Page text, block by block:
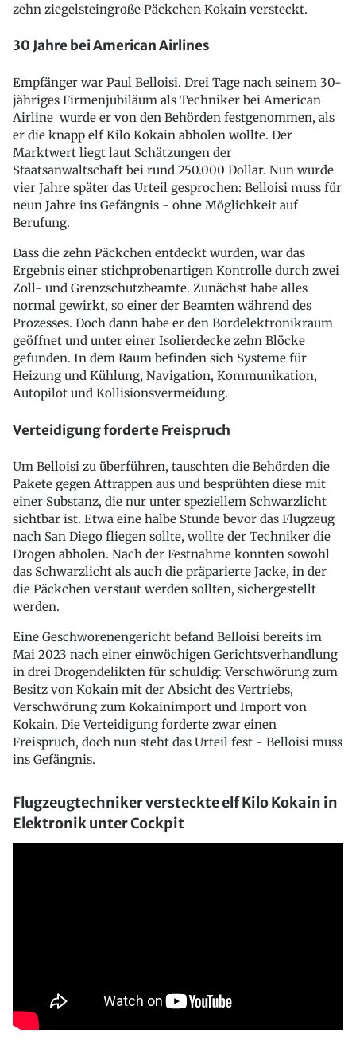
zehn ziegelsteingroße Päckchen Kokain versteckt.
30 Jahre bei American Airlines
Empfänger war Paul Belloisi. Drei Tage nach seinem 30-
jähriges Firmenjubiläum als Techniker bei American
Airline wurde er von den Behörden festgenommen, als
er die knapp elf Kilo Kokain abholen wollte. Der
Marktwert liegt laut Schätzungen der
Staatsanwaltschaft bei rund 250.000 Dollar. Nun wurde
vier Jahre später das Urteil gesprochen: Belloisi muss für
neun Jahre ins Gefängnis - ohne Möglichkeit auf
Berufung.
Dass die zehn Päckchen entdeckt wurden, war das
Ergebnis einer stichprobenartigen Kontrolle durch zwei
Zoll- und Grenzschutzbeamte. Zunächst habe alles
normal gewirkt, so einer der Beamten während des
Prozesses. Doch dann habe er den Bordelektronikraum
geöffnet und unter einer Isolierdecke zehn Blöcke
gefunden. In dem Raum befinden sich Systeme für
Heizung und Kühlung, Navigation, Kommunikation,
Autopilot und Kollisionsvermeidung.
Verteidigung forderte Freispruch
Um Belloisi zu überführen, tauschten die Behörden die
Pakete gegen Attrappen aus und besprühten diese mit
einer Substanz, die nur unter speziellem Schwarzlicht
sichtbar ist. Etwa eine halbe Stunde bevor das Flugzeug
nach San Diego fliegen sollte, wollte der Techniker die
Drogen abholen. Nach der Festnahme konnten sowohl
das Schwarzlicht als auch die präparierte Jacke, in der
die Päckchen verstaut werden sollten, sichergestellt
werden.
Eine Geschworenengericht befand Belloisi bereits im
Mai 2023 nach einer einwöchigen Gerichtsverhandlung
in drei Drogendelikten für schuldig: Verschwörung zum
Besitz von Kokain mit der Absicht des Vertriebs,
Verschwörung zum Kokainimport und Import von
Kokain. Die Verteidigung forderte zwar einen
Freispruch, doch nun steht das Urteil fest - Belloisi muss
ins Gefängnis.
Flugzeugtechniker versteckte elf Kilo Kokain in
Elektronik unter Cockpit